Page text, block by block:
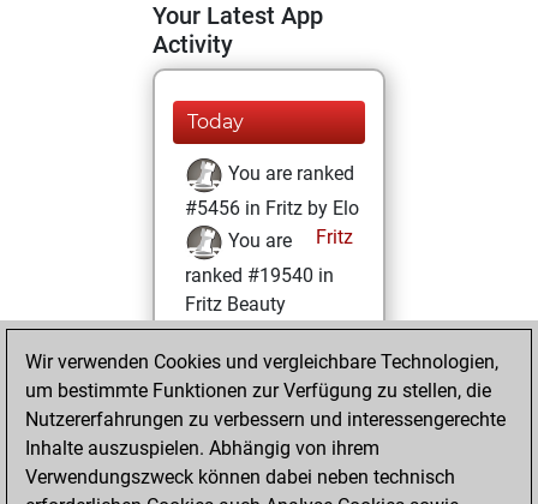
Your Latest App
Activity
Today
You are ranked
#5456 in Fritz by Elo
Fritz
You are
ranked #19540 in
Fritz Beauty
Mittwoch, März
24, 2021
You won
against Fritz
Fritz
Wir verwenden Cookies und vergleichbare Technologien,
um bestimmte Funktionen zur Verfügung zu stellen, die
Nutzererfahrungen zu verbessern und interessengerechte
Inhalte auszuspielen. Abhängig von ihrem
Verwendungszweck können dabei neben technisch